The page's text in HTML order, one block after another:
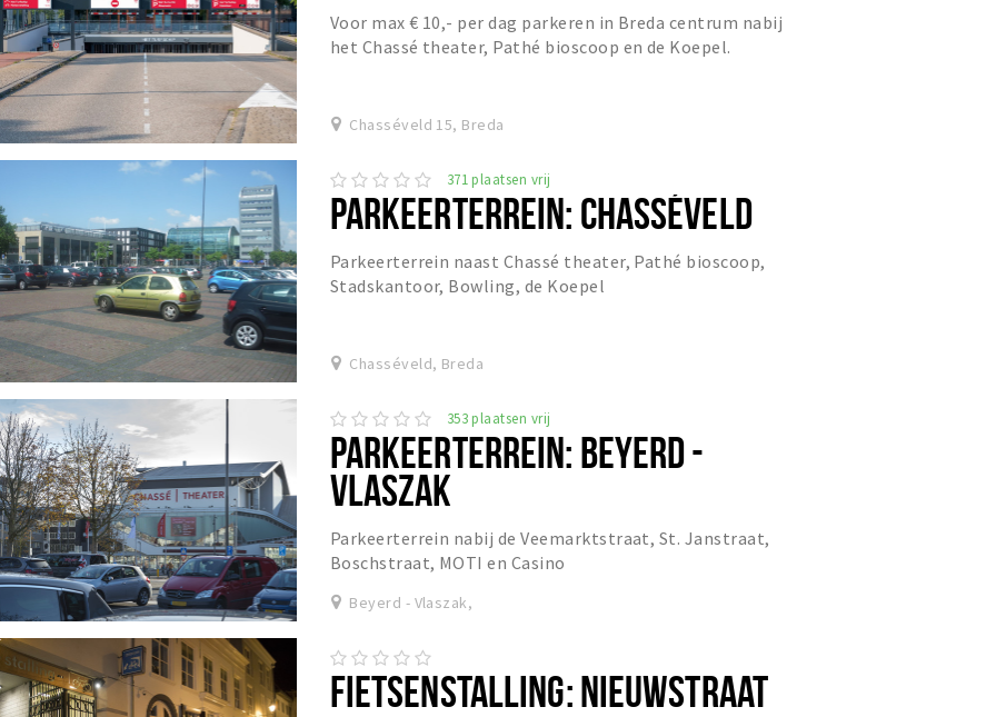
Voor max € 10,- per dag parkeren in Breda centrum nabij
het Chassé theater, Pathé bioscoop en de Koepel.
Chasséveld 15, Breda
371 plaatsen vrij
PARKEERTERREIN: CHASSÉVELD
Parkeerterrein naast Chassé theater, Pathé bioscoop,
Stadskantoor, Bowling, de Koepel
Chasséveld, Breda
353 plaatsen vrij
PARKEERTERREIN: BEYERD -
VLASZAK
Parkeerterrein nabij de Veemarktstraat, St. Janstraat,
Boschstraat, MOTI en Casino
Beyerd - Vlaszak,
FIETSENSTALLING: NIEUWSTRAAT